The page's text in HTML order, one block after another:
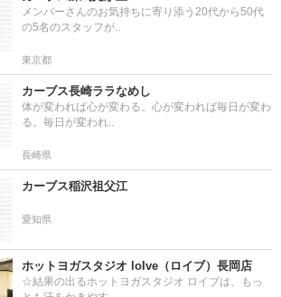
メンバーさんのお気持ちに寄り添う20代から50代
の5名のスタッフが..
東京都
カーブス長崎ララなめし
体が変われば心が変わる。心が変われば毎日が変わ
る。毎日が変われ..
長崎県
カーブス稲沢祖父江
愛知県
ホットヨガスタジオ loIve（ロイブ）長岡店
☆結果の出るホットヨガスタジオ ロイブは、もっ